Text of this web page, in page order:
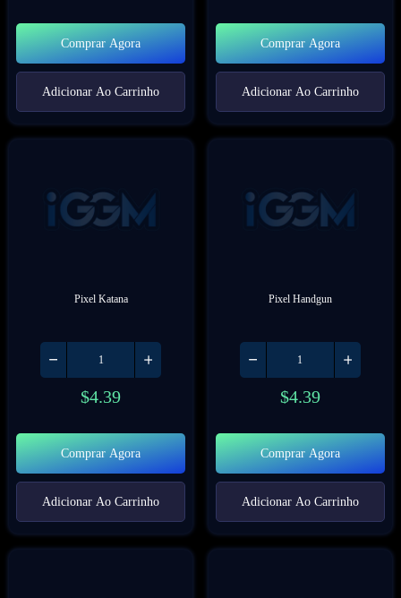
Comprar Agora
Adicionar Ao Carrinho
Comprar Agora
Adicionar Ao Carrinho
Pixel Katana
$4.39
Comprar Agora
Adicionar Ao Carrinho
Pixel Handgun
$4.39
Comprar Agora
Adicionar Ao Carrinho